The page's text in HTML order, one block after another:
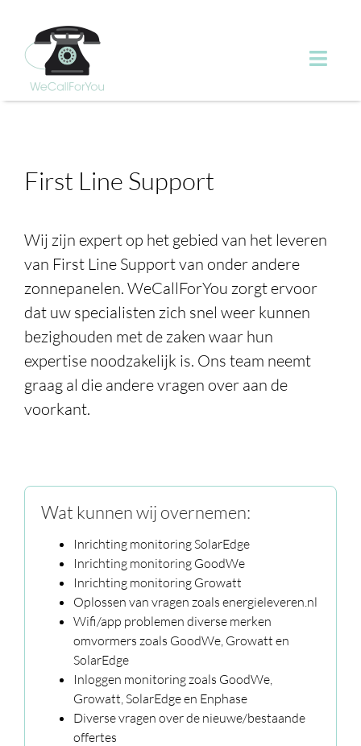
inhoud
Over ons
Diensten
Klanten
Publicaties
First Line Support
Wij zijn expert op het gebied van het leveren
van First Line Support van onder andere
zonnepanelen. WeCallForYou zorgt ervoor
dat uw specialisten zich snel weer kunnen
bezighouden met de zaken waar hun
expertise noodzakelijk is. Ons team neemt
graag al die andere vragen over aan de
voorkant.
Wat kunnen wij overnemen:
Inrichting monitoring SolarEdge
Inrichting monitoring GoodWe
Inrichting monitoring Growatt
Oplossen van vragen zoals energieleveren.nl
Wifi/app problemen diverse merken
omvormers zoals GoodWe, Growatt en
SolarEdge
Inloggen monitoring zoals GoodWe,
Growatt, SolarEdge en Enphase
Diverse vragen over de nieuwe/bestaande
offertes